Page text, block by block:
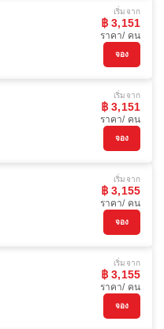
เริ่มจาก
฿ 3,151
ราคา/ คน
จอง
เริ่มจาก
฿ 3,151
ราคา/ คน
จอง
เริ่มจาก
฿ 3,155
ราคา/ คน
จอง
เริ่มจาก
฿ 3,155
ราคา/ คน
จอง